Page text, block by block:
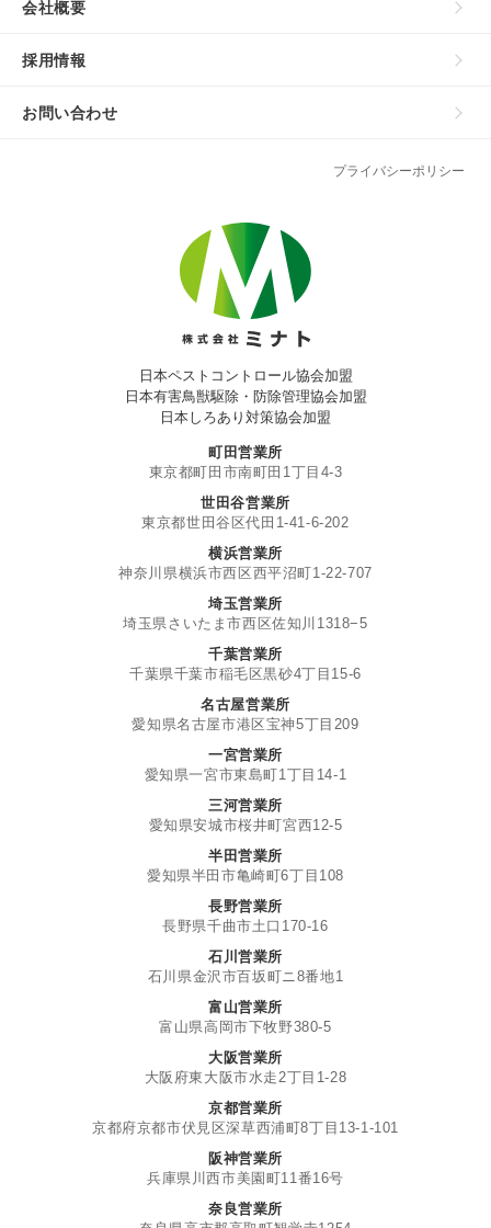
日本ペストコントロール協会加盟
日本有害鳥獣駆除・防除管理協会加盟
日本しろあり対策協会加盟
会社概要
採用情報
お問い合わせ
プライバシーポリシー
町田営業所
東京都町田市南町田1丁目4-3
世田谷営業所
東京都世田谷区代田1-41-6-202
横浜営業所
神奈川県横浜市西区西平沼町1-22-707
埼玉営業所
埼玉県さいたま市西区佐知川1318−5
千葉営業所
千葉県千葉市稲毛区黒砂4丁目15-6
名古屋営業所
愛知県名古屋市港区宝神5丁目209
一宮営業所
愛知県一宮市東島町1丁目14-1
三河営業所
愛知県安城市桜井町宮西12-5
半田営業所
愛知県半田市亀崎町6丁目108
長野営業所
長野県千曲市土口170-16
石川営業所
石川県金沢市百坂町ニ8番地1
富山営業所
富山県高岡市下牧野380-5
大阪営業所
大阪府東大阪市水走2丁目1-28
京都営業所
京都府京都市伏見区深草西浦町8丁目13-1-101
阪神営業所
兵庫県川西市美園町11番16号
奈良営業所